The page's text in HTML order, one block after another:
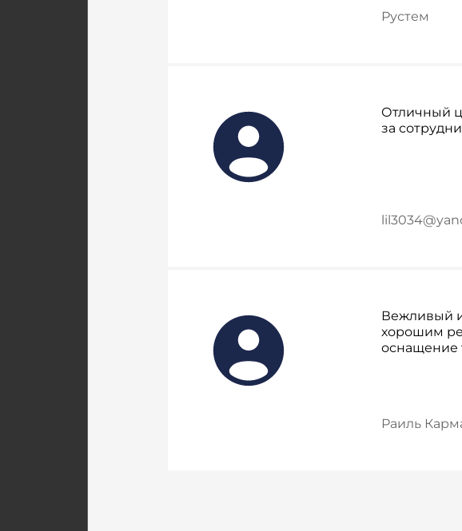
Рустем
Отличный
за
Вежливый
хорошим
оснащение
Раиль